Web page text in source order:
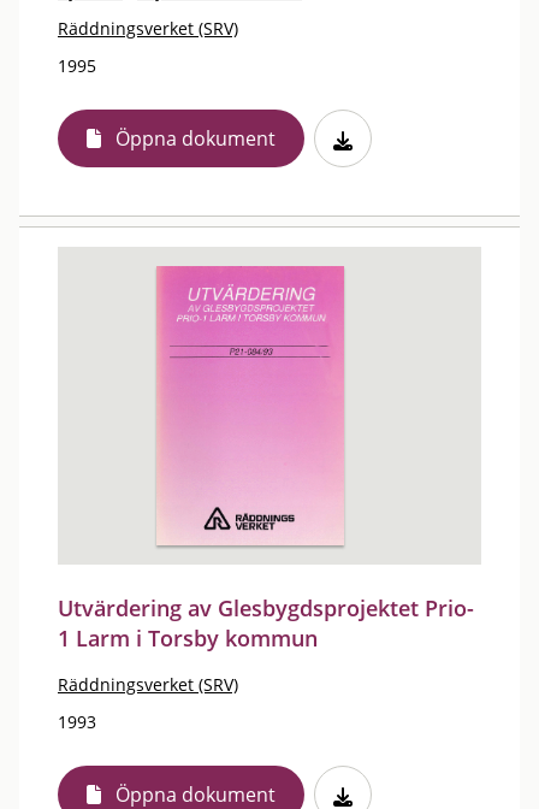
Räddningsverket (SRV)
1995
Öppna dokument
Utvärdering av Glesbygdsprojektet Prio-
1 Larm i Torsby kommun
Räddningsverket (SRV)
1993
Öppna dokument